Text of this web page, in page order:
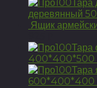
деревянный
Ящик
400*400*500
600*400*400